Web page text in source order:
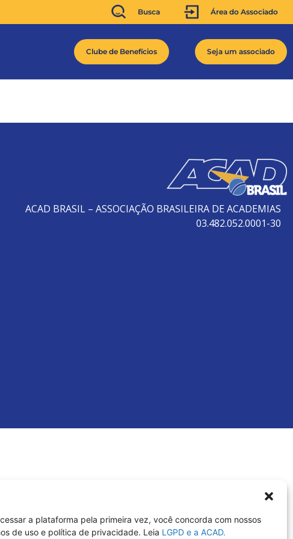
a plataforma pela primeira vez, você concorda com nossos
de uso e política de privacidade. Leia LGPD e a ACAD.
Busca Área do Associado
Clube de Benefícios Seja um associado
ACAD BRASIL – ASSOCIAÇÃO BRASILEIRA DE ACADEMIAS
03.482.052.0001-30